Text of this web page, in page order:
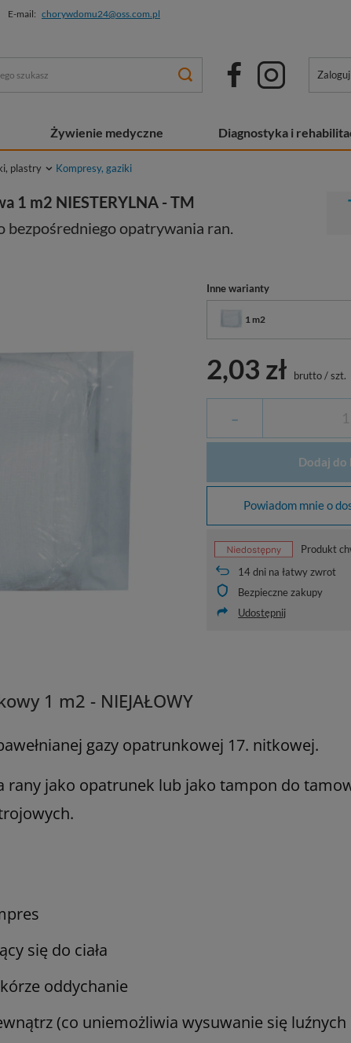
E-mail: chorywdomu24@oss.com.pl
Żywienie medyczne Diagnostyka i
plastry Kompresy, gaziki
1 m2 NIESTERYLNA - TM
bezpośredniego opatrywania ran.
Inne warianty
1 m2
2,03 zł brutto/szt.
-
Dodaj do
Powiadom mnie o
Produkt
14dni na łatwy zwrot
Bezpieczne zakupy
Udostępnij
1 m2 - NIEJAŁOWY
gazy opatrunkowej 17. nitkowej.
rany jako opatrunek lub jako tampon do
się do ciała
oddychanie
(co uniemożliwia wysuwanie się